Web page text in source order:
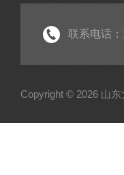
联系电话
Copyright © 2026 山